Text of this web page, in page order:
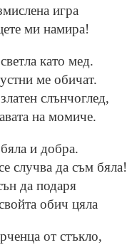
игра
ми намира!
като мед.
ме обичат.
слънчоглед,
на момиче.
и добра.
случва да съм бяла!
да подаря
обич цяла
от стъкло,